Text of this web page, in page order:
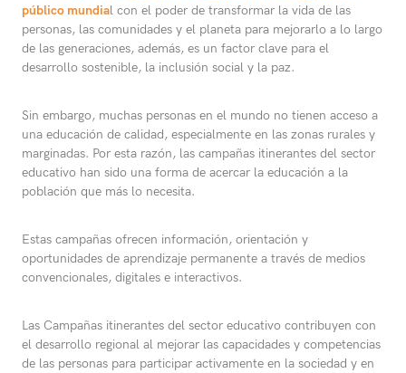
público mundial con el poder de transformar la vida de las
personas, las comunidades y el planeta para mejorarlo a lo largo
de las generaciones, además, es un factor clave para el
desarrollo sostenible, la inclusión social y la paz.
Sin embargo, muchas personas en el mundo no tienen acceso a
una educación de calidad, especialmente en las zonas rurales y
marginadas. Por esta razón, las campañas itinerantes del sector
educativo han sido una forma de acercar la educación a la
población que más lo necesita.
Estas campañas ofrecen información, orientación y
oportunidades de aprendizaje permanente a través de medios
convencionales, digitales e interactivos.
Las Campañas itinerantes del sector educativo contribuyen con
el desarrollo regional al mejorar las capacidades y competencias
de las personas para participar activamente en la sociedad y en